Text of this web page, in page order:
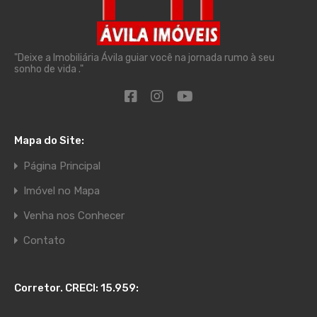
"Deixe a Imobiliária Ávila guiar você na jornada rumo à seu
sonho de vida ."
Mapa do Site:
Página Principal
Imóvel no Mapa
Venha nos Conhecer
Contato
Corretor. CRECI: 15.959: